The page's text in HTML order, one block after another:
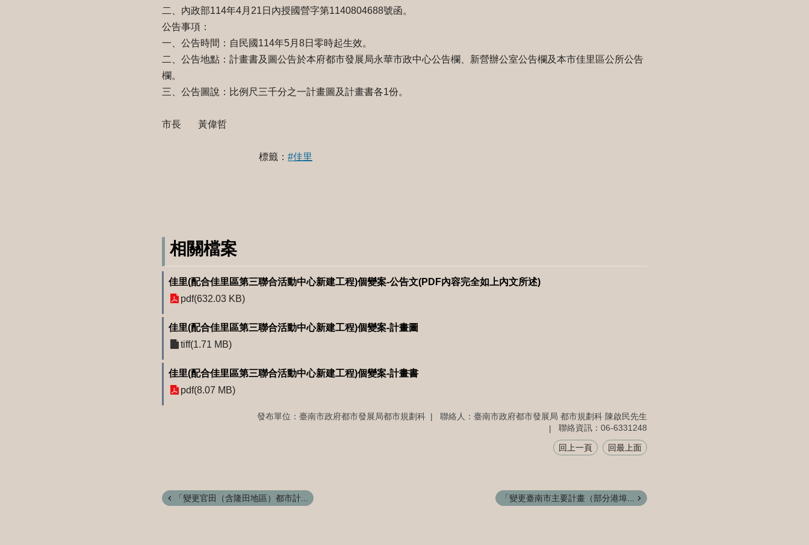
二、內政部114年4月21日內授國營字第1140804688號函。
公告事項：
一、公告時間：自民國114年5月8日零時起生效。
二、公告地點：計畫書及圖公告於本府都市發展局永華市政中心公告欄、新營辦公室公告欄及本市佳里區公所公告
欄。
三、公告圖說：比例尺三千分之一計畫圖及計畫書各1份。
市長 黃偉哲
標籤：#佳里
相關檔案
佳里(配合佳里區第三聯合活動中心新建工程)個變案-公告文(PDF內容完全如上內文所述)
pdf(632.03 KB)
佳里(配合佳里區第三聯合活動中心新建工程)個變案-計畫圖
tiff(1.71 MB)
佳里(配合佳里區第三聯合活動中心新建工程)個變案-計畫書
pdf(8.07 MB)
發布單位：臺南市政府都市發展局都市規劃科
聯絡人：臺南市政府都市發展局 都市規劃科 陳啟民先生
聯絡資訊：06-6331248
回上一頁 回最上面
「變更官田（含隆田地區）都市計... 「變更臺南市主要計畫（部分港埠...